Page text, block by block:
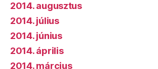
2014. augusztus
2014. július
2014. június
2014. április
2014. március